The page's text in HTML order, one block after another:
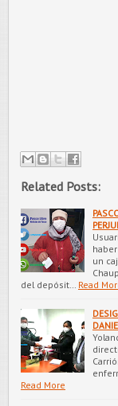
Related Posts:
un
del depósit…
Read
Read More